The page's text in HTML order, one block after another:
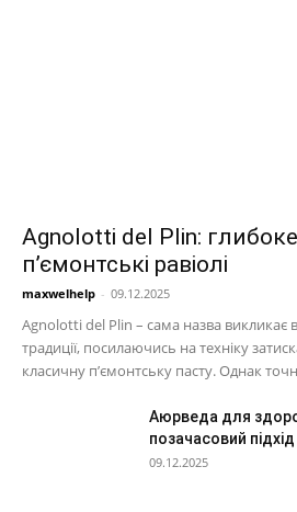
Agnolotti del Plin:
п’ємонтські равіолі
maxwelhelp - 09.12.2025
Agnolotti del Plin – сама назва викликає
традиції, посилаючись на техніку
класичну п’ємонтську пасту. Однак
Аюрведа для
позачасовий
09.12.2025